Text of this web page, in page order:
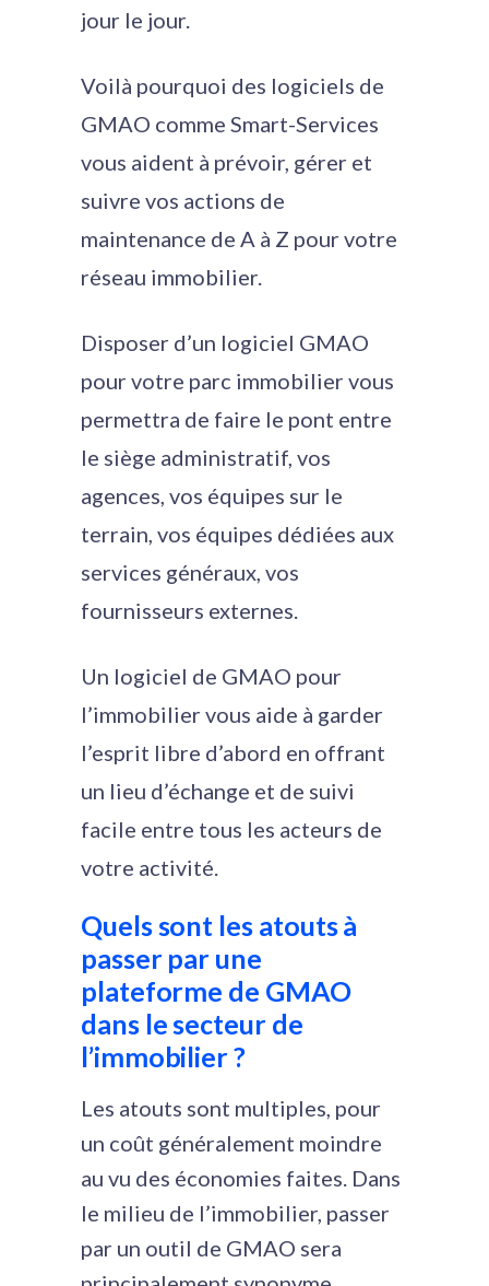
jour le jour.
Voilà pourquoi des logiciels de
GMAO comme Smart-Services
vous aident à prévoir, gérer et
suivre vos actions de
maintenance de A à Z pour votre
réseau immobilier.
Disposer d’un logiciel GMAO
pour votre parc immobilier vous
permettra de faire le pont entre
le siège administratif, vos
agences, vos équipes sur le
terrain, vos équipes dédiées aux
services généraux, vos
fournisseurs externes.
Un logiciel de GMAO pour
l’immobilier vous aide à garder
l’esprit libre d’abord en offrant
un lieu d’échange et de suivi
facile entre tous les acteurs de
votre activité.
Quels sont les atouts à
passer par une
plateforme de GMAO
dans le secteur de
l’immobilier ?
Les atouts sont multiples, pour
un coût généralement moindre
au vu des économies faites. Dans
le milieu de l’immobilier, passer
par un outil de GMAO sera